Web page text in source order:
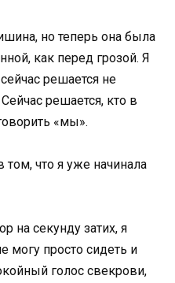
но теперь она была
как перед грозой. Я
решается не
решается, кто в
«мы».
что я уже начинала
на секунду затих, я
могу просто сидеть и
голос свекрови,